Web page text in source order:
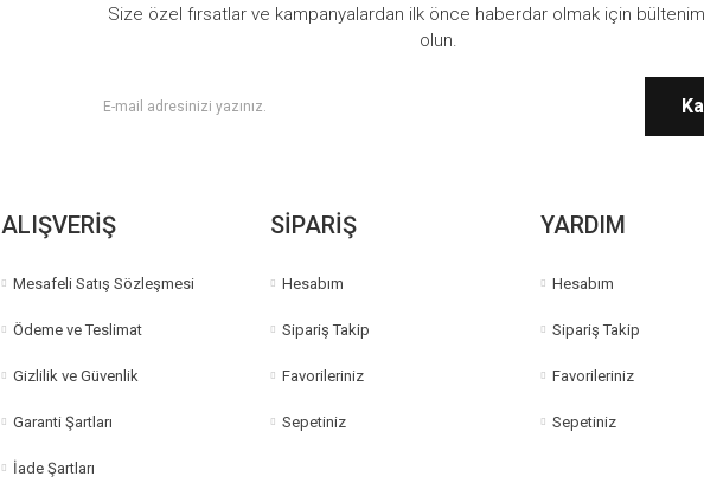
Size özel fırsatlar ve kampanyalardan ilk önce haberdar olmak için
olun.
ALIŞVERİŞ
Mesafeli Satış Sözleşmesi
Ödeme ve Teslimat
Gizlilik ve Güvenlik
Garanti Şartları
İade Şartları
SİPARİŞ
Hesabım
Sipariş Takip
Favorileriniz
Sepetiniz
YARDIM
Hesabım
Sipariş Takip
Favorileriniz
Sepetiniz